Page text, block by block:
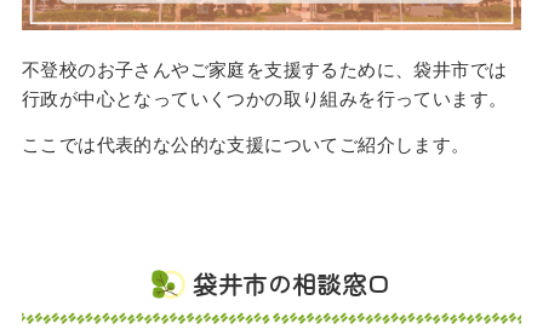
不登校のお子さんやご家庭を支援するために、袋井市では
行政が中心となっていくつかの取り組みを行っています。
ここでは代表的な公的な支援についてご紹介します。
袋井市の相談窓口